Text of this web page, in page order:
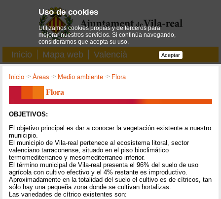
Inicio Mapa web Valencià
Inicio ->Áreas -> Medio ambiente -> Flora
Flora
OBJETIVOS:
El objetivo principal es dar a conocer la vegetación existente a nuestro
municipio.
El municipio de Vila-real pertenece al ecosistema litoral, sector
valenciano tarraconense, situado en el piso bioclimático
termomediterraneo y mesomediterraneo inferior.
El término municipal de Vila-real presenta el 96% del suelo de uso
agrícola con cultivo efectivo y el 4% restante es improductivo.
Aproximadamente en la totalidad del suelo el cultivo es de cítricos, tan
sólo hay una pequeña zona donde se cultivan hortalizas.
Las variedades de cítrico existentes son:
Uso de cookies
Utilizamos cookies propias y de terceros para
mejorar nuestros servicios. Si continúa navegando,
consideramos que acepta su uso.
Aceptar